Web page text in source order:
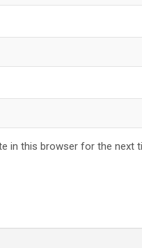
in this browser for the next